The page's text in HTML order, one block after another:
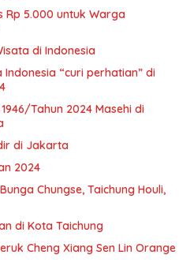
Rp 5.000 untuk Warga
di Indonesia
“curi perhatian” di
Tahun 2024 Masehi di
di Jakarta
2024
Chungse, Taichung Houli,
di Kota Taichung
Cheng Xiang Sen Lin Orange